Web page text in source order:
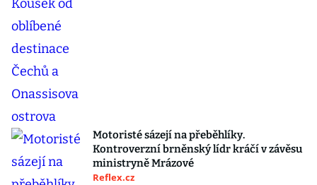
Motoristé sázejí na přeběhlíky.
Kontroverzní brněnský lídr kráčí v závěsu
ministryně Mrázové
Reflex.cz